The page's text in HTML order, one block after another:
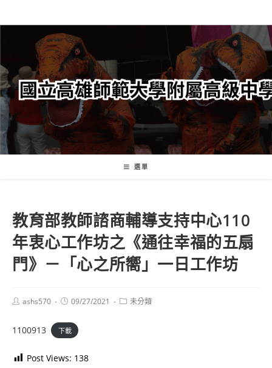
轉
要
內
容
選單
教育部教師諮商輔導支持中心110
年衷心工作坊之《通往幸福的五扇
門》－「心之所嚮」一日工作坊
Postashs570
Post09/27/2021
Post未分類
1100913 下載
Post Views: 138